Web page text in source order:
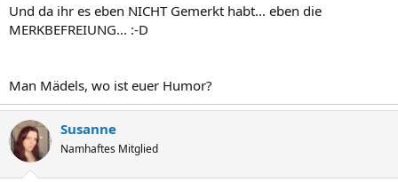
Und da ihr es eben NICHT Gemerkt habt... eben die
MERKBEFREIUNG... :-D
Man Mädels, wo ist euer Humor?
Susanne
Namhaftes Mitglied